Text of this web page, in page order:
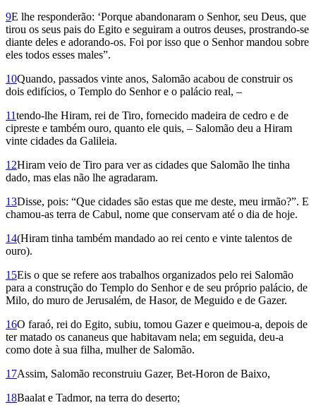
9E lhe responderão: ‘Porque abandonaram o Senhor, seu Deus, que
tirou os seus pais do Egito e seguiram a outros deuses, prostrando-se
diante deles e adorando-os. Foi por isso que o Senhor mandou sobre
eles todos esses males”.
10Quando, passados vinte anos, Salomão acabou de construir os
dois edifícios, o Templo do Senhor e o palácio real, –
11tendo-lhe Hiram, rei de Tiro, fornecido madeira de cedro e de
cipreste e também ouro, quanto ele quis, – Salomão deu a Hiram
vinte cidades da Galileia.
12Hiram veio de Tiro para ver as cidades que Salomão lhe tinha
dado, mas elas não lhe agradaram.
13Disse, pois: “Que cidades são estas que me deste, meu irmão?”. E
chamou-as terra de Cabul, nome que conservam até o dia de hoje.
14(Hiram tinha também mandado ao rei cento e vinte talentos de
ouro).
15Eis o que se refere aos trabalhos organizados pelo rei Salomão
para a construção do Templo do Senhor e de seu próprio palácio, de
Milo, do muro de Jerusalém, de Hasor, de Meguido e de Gazer.
16O faraó, rei do Egito, subiu, tomou Gazer e queimou-a, depois de
ter matado os cananeus que habitavam nela; em seguida, deu-a
como dote à sua filha, mulher de Salomão.
17Assim, Salomão reconstruiu Gazer, Bet-Horon de Baixo,
18Baalat e Tadmor, na terra do deserto;